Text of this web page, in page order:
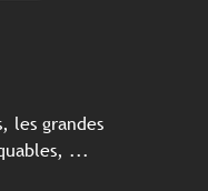
les grandes
...